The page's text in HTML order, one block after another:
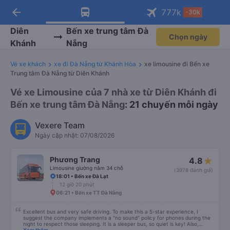
Tải app Vexere ngay!
Nhận ưu đãi thành viên độc
quyền
Mở app
Tải app Vexere
-30k/ghế khi đặt vé máy bay qua
app
Mở app
arrow_back 777k -30k
Diên
Khánh
Bến xe trung tâm Đà
Nẵng
Chọn ngày
Vé xe khách xe đi Đà Nẵng từ Khánh Hòa
xe limousine đi Bến xe
Trung tâm Đà Nẵng từ Diên Khánh
Vé xe Limousine của 7 nhà xe từ Diên Khánh đi
Bến xe trung tâm Đà Nẵng: 21 chuyến mỗi ngày
Vexere Team
Ngày cập nhật: 07/08/2026
Phương Trang
Limousine giường nằm 34 chỗ
4.8
(3978 đánh giá)
18:01 • Bến xe Đà Lạt
12 giờ 20 phút
06:21 • Bến xe TT Đà Nẵng
Excellent bus and very safe driving. To make this a 5-star experience, I
suggest the company implements a "no sound" policy for phones during the
night to respect those sleeping. It is a sleeper bus, so quiet is key! Also,